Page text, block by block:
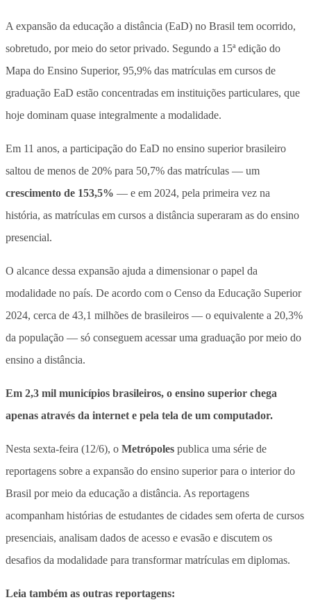
A expansão da educação a distância (EaD) no Brasil tem ocorrido,
sobretudo, por meio do setor privado. Segundo a 15ª edição do
Mapa do Ensino Superior, 95,9% das matrículas em cursos de
graduação EaD estão concentradas em instituições particulares, que
hoje dominam quase integralmente a modalidade.
Em 11 anos, a participação do EaD no ensino superior brasileiro
saltou de menos de 20% para 50,7% das matrículas — um
crescimento de 153,5% — e em 2024, pela primeira vez na
história, as matrículas em cursos a distância superaram as do ensino
presencial.
O alcance dessa expansão ajuda a dimensionar o papel da
modalidade no país. De acordo com o Censo da Educação Superior
2024, cerca de 43,1 milhões de brasileiros — o equivalente a 20,3%
da população — só conseguem acessar uma graduação por meio do
ensino a distância.
Em 2,3 mil municípios brasileiros, o ensino superior chega
apenas através da internet e pela tela de um computador.
Nesta sexta-feira (12/6), o Metrópoles publica uma série de
reportagens sobre a expansão do ensino superior para o interior do
Brasil por meio da educação a distância. As reportagens
acompanham histórias de estudantes de cidades sem oferta de cursos
presenciais, analisam dados de acesso e evasão e discutem os
desafios da modalidade para transformar matrículas em diplomas.
Leia também as outras reportagens: